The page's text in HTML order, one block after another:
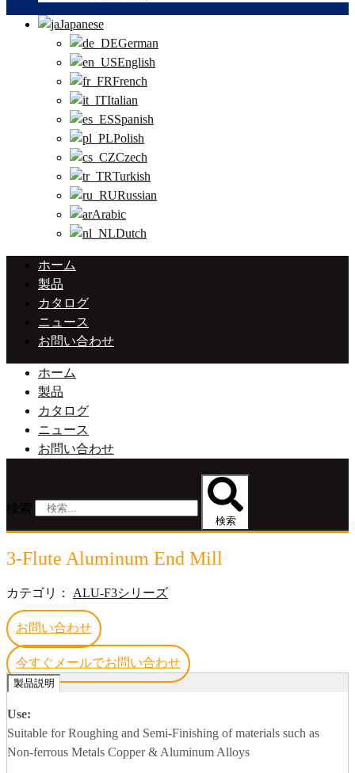
Japanese
German
English
French
Italian
Spanish
Polish
Czech
Turkish
Russian
Arabic
Dutch
ホーム
製品
カタログ
ニュース
お問い合わせ
ホーム
製品
カタログ
ニュース
お問い合わせ
検索
3-Flute Aluminum End Mill
カテゴリ： ALU-F3シリーズ
お問い合わせ
今すぐメールでお問い合わせ
製品説明
Use:
Suitable for Roughing and Semi-Finishing of materials such as
Non-ferrous Metals Copper & Aluminum Alloys